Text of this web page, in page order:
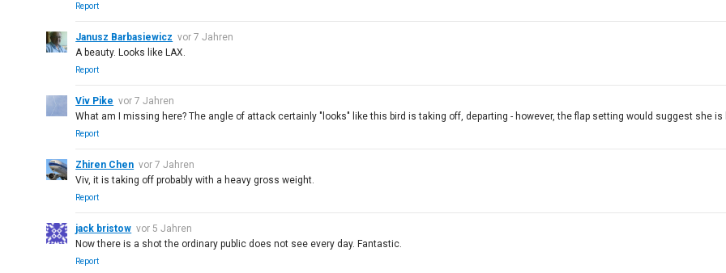
Report
Janusz Barbasiewicz vor 7 Jahren
A beauty. Looks like LAX.
Report
Viv Pike vor 7 Jahren
What am I missing here? The angle of attack certainly "looks" like this bird is taking off, departing - however, the flap setting would suggest she is
Report
Zhiren Chen vor 7 Jahren
Viv, it is taking off probably with a heavy gross weight.
Report
jack bristow vor 5 Jahren
Now there is a shot the ordinary public does not see every day. Fantastic.
Report